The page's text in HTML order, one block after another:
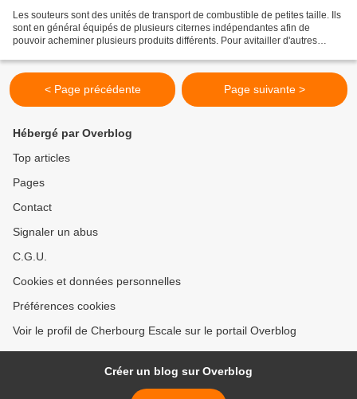
Les souteurs sont des unités de transport de combustible de petites taille. Ils
sont en général équipés de plusieurs citernes indépendantes afin de
pouvoir acheminer plusieurs produits différents. Pour avitailler d'autres
< Page précédente Page suivante >
Hébergé par Overblog
Top articles
Pages
Contact
Signaler un abus
C.G.U.
Cookies et données personnelles
Préférences cookies
Voir le profil de Cherbourg Escale sur le portail Overblog
Créer un blog sur Overblog